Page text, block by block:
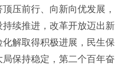
压前行、向新向优发展，
续推进，改革开放迈出新
解取得积极进展，民生保
保持稳定，第二个百年奋